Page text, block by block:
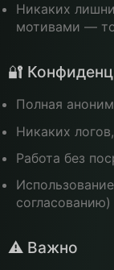
Никаких
мотивами —
🔐
Полная
Никаких
Работа без
согласованию)
⚠️ Важно